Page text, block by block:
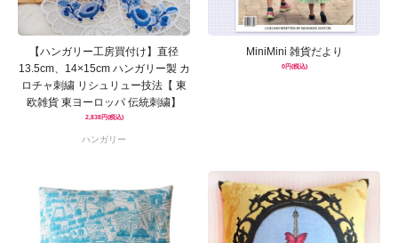
【ハンガリー工房買付け】直径
13.5cm、14×15cm ハンガリー製 カ
ロチャ刺繍 リシュリュー技法【 東
欧雑貨 東ヨーロッパ 伝統刺繍】
2,838円(税込)
ハンガリー
MiniMini 雑貨だより
0円(税込)